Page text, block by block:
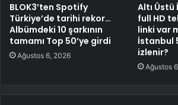
BLOK3’ten Spotify
Türkiye’de tarihi rekor…
Albümdeki 10 şarkının
tamamı Top 50’ye girdi
Ağustos 6, 2026
Altı
full HD
linki var
İstanbul
izlenir?
Ağustos